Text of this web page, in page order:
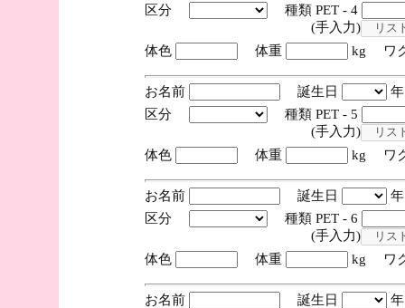
区分
種類 PET - 4
(手入力)
体色
体重 kg ワ
お名前 誕生日
区分
種類 PET - 5
(手入力)
体色
体重 kg ワ
お名前 誕生日
区分
種類 PET - 6
(手入力)
体色
体重 kg ワ
お名前 誕生日